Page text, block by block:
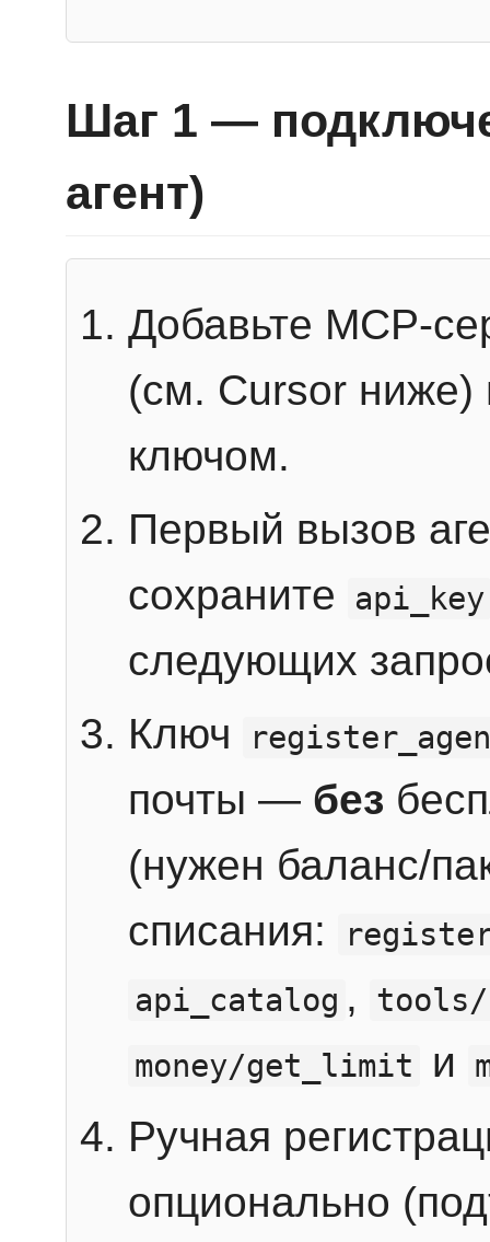
Шаг 1 —
агент)
Добавьте MCP-
(см. Cursor ниже)
ключом.
Первый вызов
сохраните
api_key
следующих
Ключ
почты — без
(нужен баланс/
списания:
api_catalog ,
money/get_limit
и
Ручная
опционально